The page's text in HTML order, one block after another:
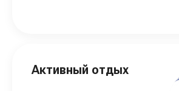
Активный отдых